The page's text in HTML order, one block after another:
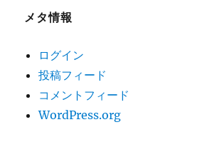
メタ情報
ログイン
投稿フィード
コメントフィード
WordPress.org